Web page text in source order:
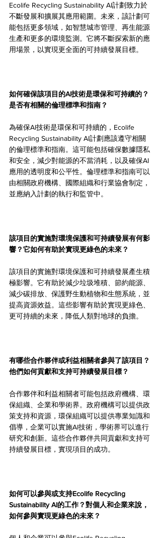
Ecolife Recycling Sustainability AI計劃致力於
不斷發展和擴展其應用範圍。未來，該計劃可
能包括更多領域，如智慧城市管理、再生能源
生產和更多的環境監測。它將不斷探索新的應
用場景，以實現更全面的可持續發展目標。
如何確保該項目的AI技術是環保和可持續的？
是否有相關的倫理標準和指南？
為確保AI技術是環保和可持續的，Ecolife
Recycling Sustainability AI計劃應該遵守相關
的倫理標準和指南。這可能包括確保數據隱私
和安全，減少對能源的不當消耗，以及確保AI
應用的透明度和公平性。倫理標準和指南可以
由相關政府機構、國際組織和行業協會制定，
並應納入計劃的執行和監管中。
該項目的實施對環境保護和可持續發展有何影
響？它如何有助於實現更綠色的未來？
該項目的實施對環境保護和可持續發展產生積
極影響。它有助於減少垃圾堆積、節約能源、
減少碳排放、保護野生動植物和生態系統，並
提高資源效益。這些影響有助於實現更綠色、
更可持續的未來，降低人類對地球的負擔。
有哪些合作夥伴或利益相關者參與了該項目？
他們如何貢獻和支持可持續發展目標？
合作夥伴和利益相關者可能包括政府機構、環
保組織、企業和學術界。政府機構可以提供政
策支持和資源，環保組織可以提供專業知識和
倡導，企業可以實施AI技術，學術界可以進行
研究和創新。這些合作夥伴共同貢獻和支持可
持續發展目標，實現項目的成功。
如何可以參與或支持Ecolife Recycling
Sustainability AI的工作？對個人和企業來說，
如何參與實現更綠色的未來？